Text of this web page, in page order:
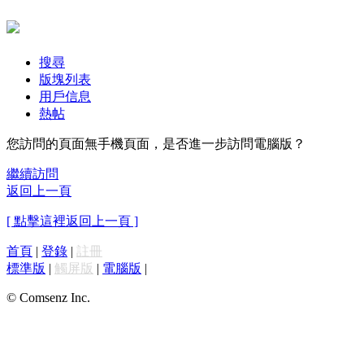
搜尋
版塊列表
用戶信息
熱帖
您訪問的頁面無手機頁面，是否進一步訪問電腦版？
繼續訪問
返回上一頁
[ 點擊這裡返回上一頁 ]
首頁 | 登錄 | 註冊
標準版 | 觸屏版 | 電腦版 |
© Comsenz Inc.